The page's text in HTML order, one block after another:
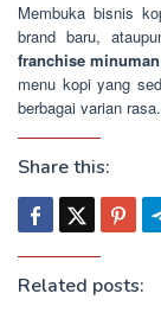
Membuka bisnis
brand baru,
franchise
menu kopi yang
berbagai varian rasa.
Share this:
Related posts: